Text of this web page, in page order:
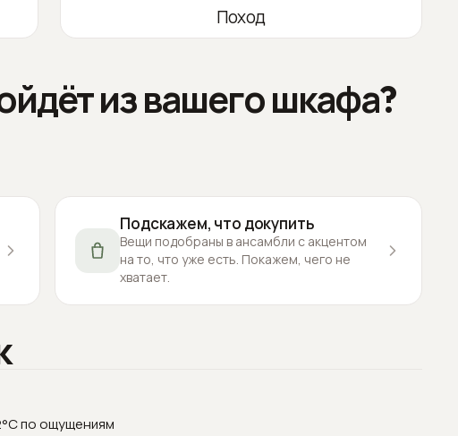
Поход
из вашего шкафа?
Подскажем, что докупить
Вещи подобраны в ансамбли с акцентом
на то, что уже есть. Покажем, чего не
хватает.
по ощущениям